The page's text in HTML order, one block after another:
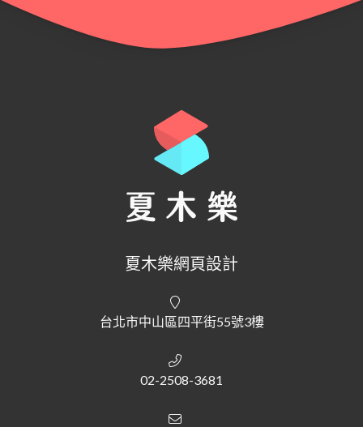
夏木樂網頁設計
台北市中山區四平街55號3樓
02-2508-3681